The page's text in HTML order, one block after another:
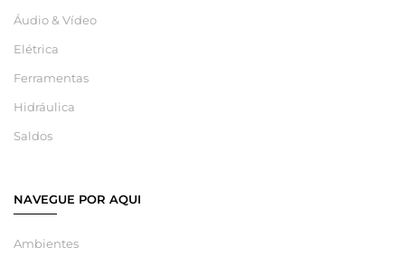
Áudio & Vídeo
Elétrica
Ferramentas
Hidráulica
Saldos
NAVEGUE POR AQUI
Ambientes